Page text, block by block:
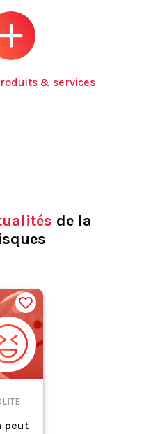
& services
de la
peut